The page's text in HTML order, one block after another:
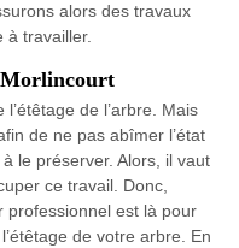
alors des travaux
à travailler.
Morlincourt
de l’arbre. Mais
de ne pas abîmer l’état
le préserver. Alors, il vaut
ce travail. Donc,
professionnel est là pour
de votre arbre. En